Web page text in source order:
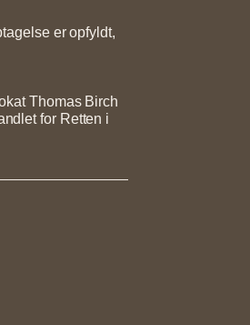
er opfyldt,
Thomas Birch
for Retten i